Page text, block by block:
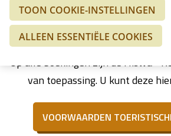
HISWA -
Voorwaarden
Op alle boekingen zijn de Hiswa -
van toepassing. U kunt deze
VOORWAARDEN
TOON COOKIE-INSTELLINGEN
ALLEEN ESSENTIËLE COOKIES